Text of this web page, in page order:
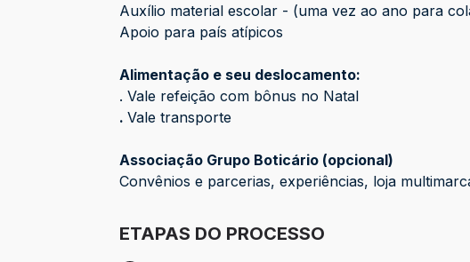
Auxílio material escolar - (uma vez ao ano para
Apoio para país atípicos
Alimentação e seu deslocamento:
. Vale refeição com bônus no Natal
.Vale transporte
Associação Grupo Boticário (opcional)
Convênios e parcerias, experiências, loja
ETAPAS DO PROCESSO